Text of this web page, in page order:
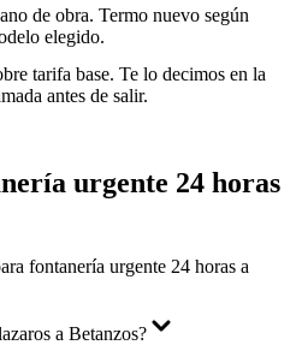
de obra. Termo nuevo según
elegido.
tarifa base. Te lo decimos en la
antes de salir.
urgente 24 horas
fontanería urgente 24 horas a
a Betanzos?